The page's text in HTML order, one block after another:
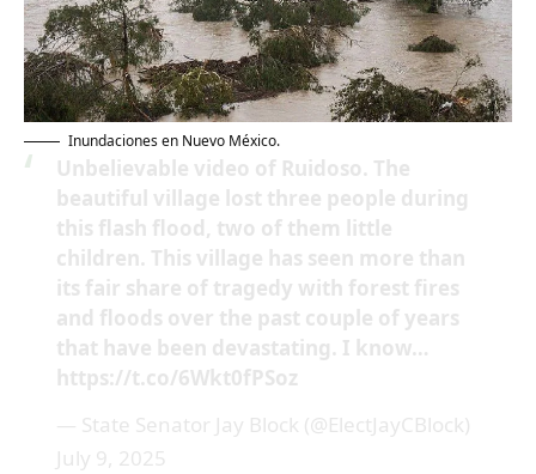
Inundaciones en Nuevo México.
Unbelievable video of Ruidoso. The
beautiful village lost three people during
this flash flood, two of them little
children. This village has seen more than
its fair share of tragedy with forest fires
and floods over the past couple of years
that have been devastating. I know…
https://t.co/6Wkt0fPSoz
— State Senator Jay Block (@ElectJayCBlock)
July 9, 2025